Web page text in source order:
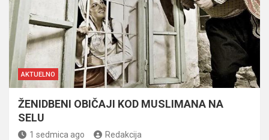
AKTUELNO
ŽENIDBENI OBIČAJI KOD MUSLIMANA NA
SELU
1 sedmica ago Redakcija